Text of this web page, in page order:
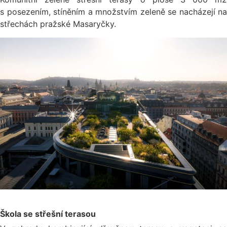
s posezením, stíněním a množstvím zeleně se nacházejí na
střechách pražské Masaryčky.
Škola se střešní terasou